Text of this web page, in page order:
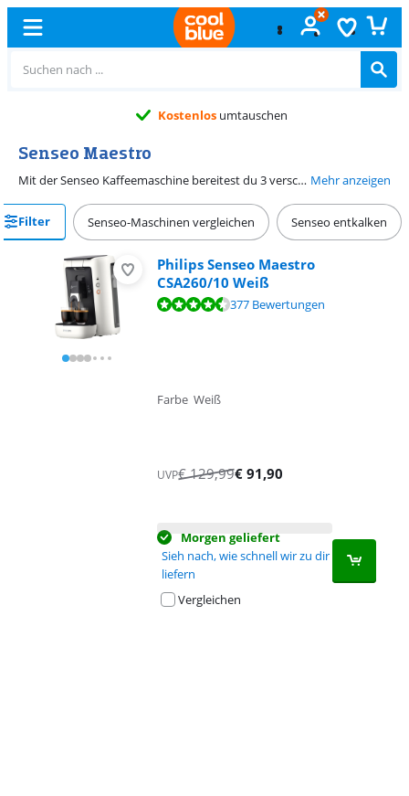
Kostenlos umtauschen
Senseo Maestro
Mit der Senseo Kaffeemaschine bereitest du 3 verschiedene Kaffeespezialitäten zu, wobei du den Geschmack ganz einfach nach deinen Wünschen einstellst. Mit der Speicherfunktion speicherst du deinen Lieblingskaffee mit nur einem Knopfdruck. Das Wasserreservoir hat ein Fassungsvermögen von 1,2 Litern. Hiermit kannst du mit den Senseo-Pads bis zu 8 Tassen Kaffee hintereinander zubereiten. Mit der Intensity-Plus-Technologie wird dein Kaffee noch aromatischer. Die Maestro passt aufgrund ihrer viereckigen Formgebung optimal in eine Ecke. Darüber hinaus gibt das Entkalkungslämpchen an, wann es Zeit zum Entkalken ist. Mehr anzeigen
Filter Senseo-Maschinen vergleichen Senseo entkalken
Philips Senseo Maestro
CSA260/10 Weiß
Bewertet mit 8,8 von 10, basierend auf 377 Bewertungen.
377 Bewertungen
Farbe Weiß
UVP€129,99€ 91,90
Morgen geliefert
Sieh nach, wie schnell wir zu dir
liefern
Vergleichen